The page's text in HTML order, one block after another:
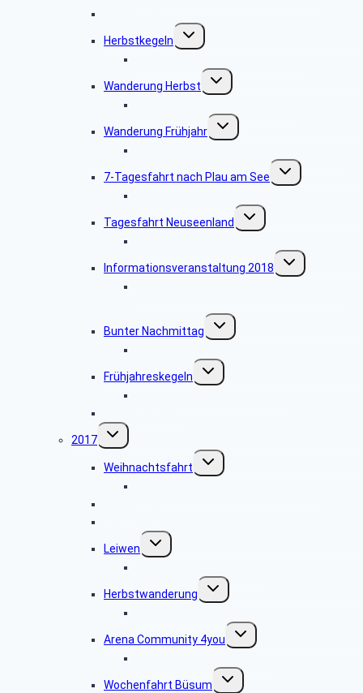
Herbstkegeln
Untermenü
umschalten
Wanderung Herbst
Untermenü
umschalten
Wanderung Frühjahr
Untermenü
umschalten
7-Tagesfahrt nach Plau am See
Untermenü
umschalten
Tagesfahrt Neuseenland
Untermenü
umschalten
Informationsveranstaltung 2018
Untermenü
umschalten
Bunter Nachmittag
Untermenü
umschalten
Frühjahreskegeln
Untermenü
umschalten
2017
Untermenü
umschalten
Weihnachtsfahrt
Untermenü
umschalten
Leiwen
Untermenü
umschalten
Herbstwanderung
Untermenü
umschalten
Arena Community 4you
Untermenü
umschalten
Wochenfahrt Büsum
Untermenü
umschalten